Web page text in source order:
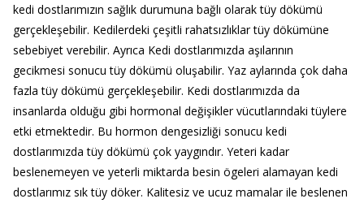
kedi dostlarımızın sağlık durumuna bağlı olarak tüy dökümü
gerçekleşebilir. Kedilerdeki çeşitli rahatsızlıklar tüy dökümüne
sebebiyet verebilir. Ayrıca Kedi dostlarımızda aşılarının
gecikmesi sonucu tüy dökümü oluşabilir. Yaz aylarında çok daha
fazla tüy dökümü gerçekleşebilir. Kedi dostlarımızda da
insanlarda olduğu gibi hormonal değişikler vücutlarındaki tüylere
etki etmektedir. Bu hormon dengesizliği sonucu kedi
dostlarımızda tüy dökümü çok yaygındır. Yeteri kadar
beslenemeyen ve yeterli miktarda besin ögeleri alamayan kedi
dostlarımız sık tüy döker. Kalitesiz ve ucuz mamalar ile beslenen